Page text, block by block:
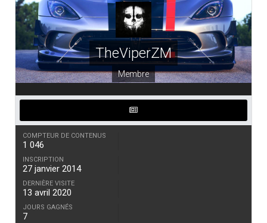
TheViperZM
Membre
COMPTEUR DE CONTENUS
1 046
INSCRIPTION
27 janvier 2014
DERNIÈRE VISITE
13 avril 2020
JOURS GAGNÉS
7